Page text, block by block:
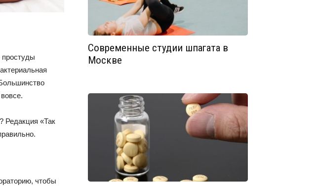
простуды
Редакция «Так
чтобы
Современные студии шпагата в
Москве